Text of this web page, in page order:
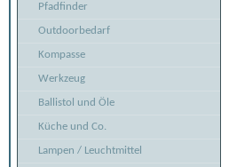
Pfadfinder
Outdoorbedarf
Kompasse
Werkzeug
Ballistol und Öle
Küche und Co.
Lampen / Leuchtmittel